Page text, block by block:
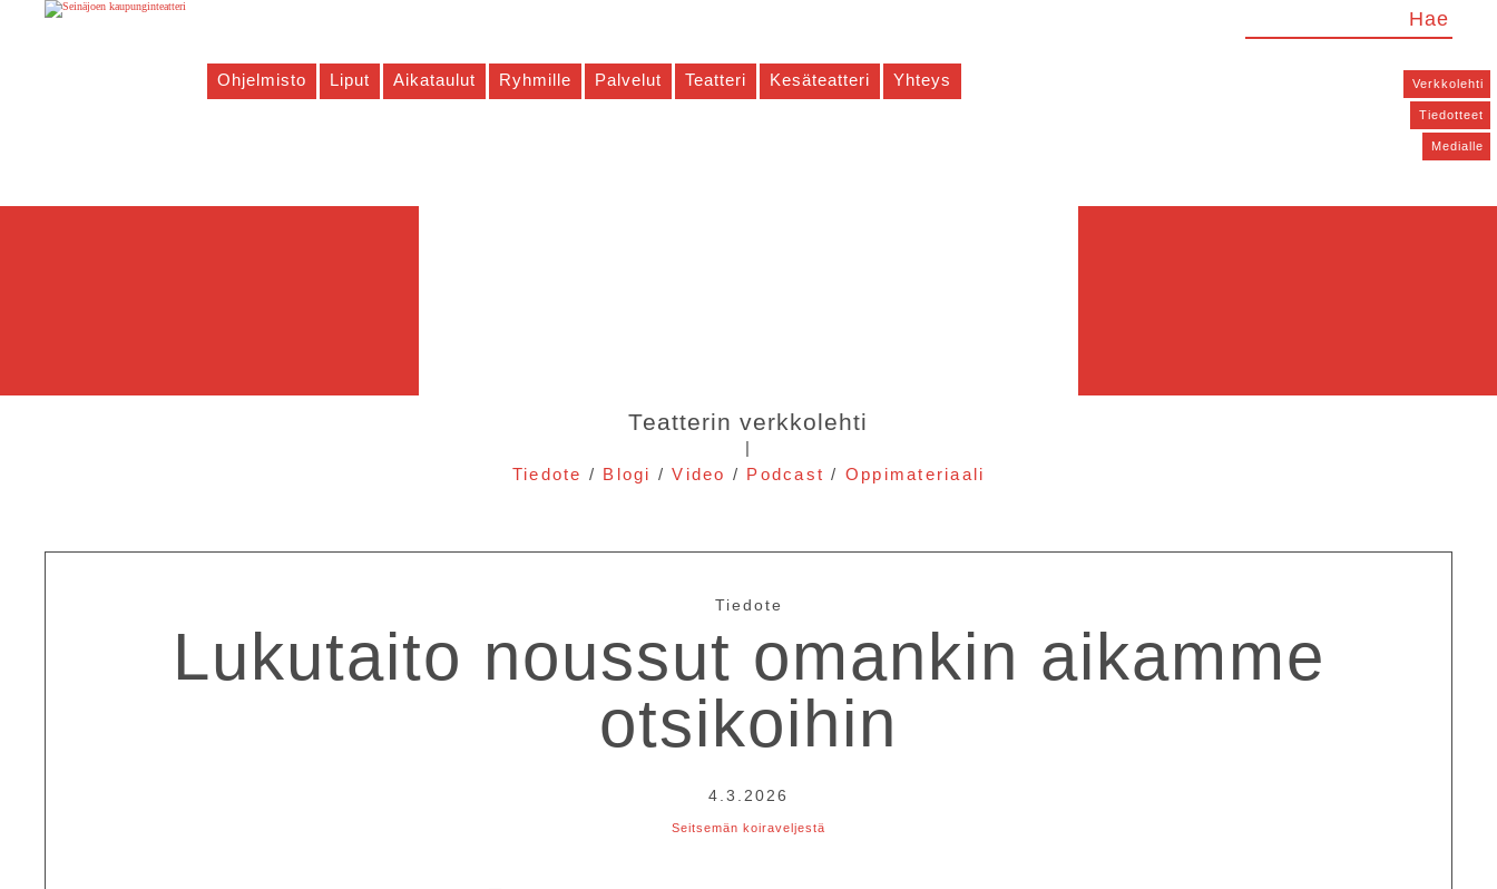
Ohjelmisto Liput Aikataulut Ryhmille Palvelut Teatteri Kesäteatteri Yhteys Verkkolehti
Tiedotteet
Medialle
Teatterin verkkolehti
|
Tiedote / Blogi /Video / Podcast / Oppimateriaali
Tiedote
Lukutaito noussut omankin aikamme
otsikoihin
4.3.2026
Seitsemän koiraveljestä